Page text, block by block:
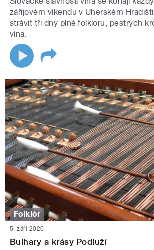
zářijovém víkendu v Uherském
strávit tři dny plné folkloru, pestrých
vína.
Folklór
5. září 2020
Bulhary a krásy Podluží